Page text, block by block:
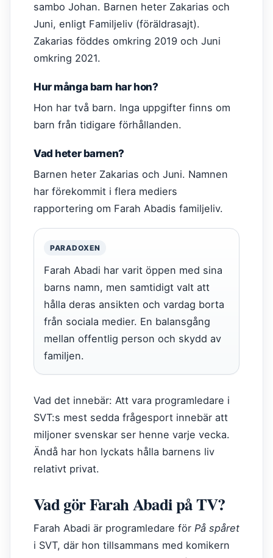
sambo Johan. Barnen heter Zakarias och
Juni, enligt Familjeliv (föräldrasajt).
Zakarias föddes omkring 2019 och Juni
omkring 2021.
Hur många barn har hon?
Hon har två barn. Inga uppgifter finns om
barn från tidigare förhållanden.
Vad heter barnen?
Barnen heter Zakarias och Juni. Namnen
har förekommit i flera mediers
rapportering om Farah Abadis familjeliv.
PARADOXEN
Farah Abadi har varit öppen med sina
barns namn, men samtidigt valt att
hålla deras ansikten och vardag borta
från sociala medier. En balansgång
mellan offentlig person och skydd av
familjen.
Vad det innebär: Att vara programledare i
SVT:s mest sedda frågesport innebär att
miljoner svenskar ser henne varje vecka.
Ändå har hon lyckats hålla barnens liv
relativt privat.
Vad gör Farah Abadi på TV?
Farah Abadi är programledare för På spåret
i SVT, där hon tillsammans med komikern